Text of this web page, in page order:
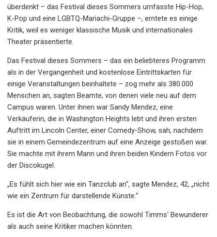
überdenkt – das Festival dieses Sommers umfasste Hip-Hop,
K-Pop und eine LGBTQ-Mariachi-Gruppe –, erntete es einige
Kritik, weil es weniger klassische Musik und internationales
Theater präsentierte.
Das Festival dieses Sommers – das ein beliebteres Programm
als in der Vergangenheit und kostenlose Eintrittskarten für
einige Veranstaltungen beinhaltete – zog mehr als 380.000
Menschen an, sagten Beamte, von denen viele neu auf dem
Campus waren. Unter ihnen war Sandy Mendez, eine
Verkäuferin, die in Washington Heights lebt und ihren ersten
Auftritt im Lincoln Center, einer Comedy-Show, sah, nachdem
sie in einem Gemeindezentrum auf eine Anzeige gestoßen war.
Sie machte mit ihrem Mann und ihren beiden Kindern Fotos vor
der Discokugel.
„Es fühlt sich hier wie ein Tanzclub an“, sagte Mendez, 42, „nicht
wie ein Zentrum für darstellende Künste.“
Es ist die Art von Beobachtung, die sowohl Timms‘ Bewunderer
als auch seine Kritiker machen könnten.